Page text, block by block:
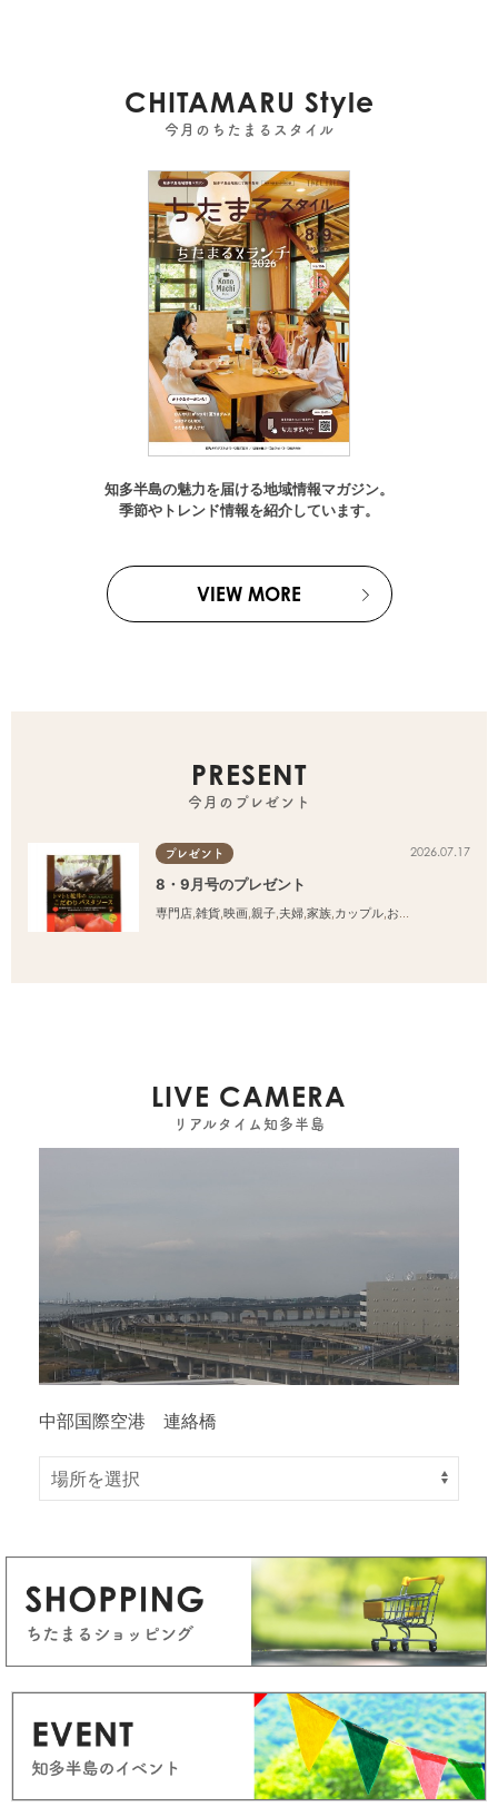
CHITAMARU Style
今月のちたまるスタイル
知多半島の魅力を届ける地域情報マガジン。
季節やトレンド情報を紹介しています。
VIEW MORE
PRESENT
今月のプレゼント
プレゼント 2026.07.17
8・9月号のプレゼント
専門店,雑貨,映画,親子,夫婦,家族,カップル,おひとりさま
LIVE CAMERA
リアルタイム知多半島
中部国際空港 連絡橋